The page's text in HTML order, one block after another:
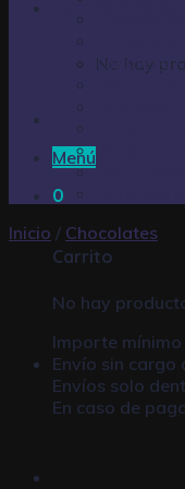
Carrito /
No hay
Menú
0
Carrito
No hay
Importe
Envío sin
Envíos solo
En caso de
Huevos
Limpieza
Inicio / Chocolates